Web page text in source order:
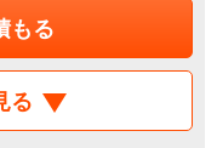
もる
る